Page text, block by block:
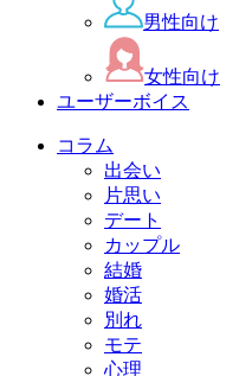
男性向け
女性向け
ユーザーボイス
コラム
出会い
片思い
デート
カップル
結婚
婚活
別れ
モテ
心理